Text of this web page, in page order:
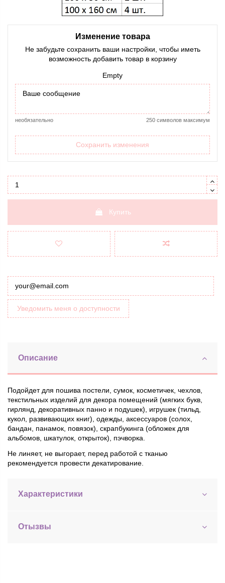
Изменение товара
Не забудьте сохранить ваши настройки, чтобы иметь
возможность добавить товар в корзину
Empty
необязательно 250 символов максимум
Сохранить изменения
Купить
Уведомить меня о доступности
Описание
Подойдет для пошива постели, сумок, косметичек, чехлов,
текстильных изделий для декора помещений (мягких букв,
гирлянд, декоративных панно и подушек), игрушек (тильд,
кукол, развивающих книг), одежды, аксессуаров (солох,
бандан, панамок, повязок), скрапбукинга (обложек для
альбомов, шкатулок, открыток), пэчворка.
Не линяет, не выгорает, перед работой с тканью
рекомендуется провести декатирование.
Характеристики
Отызвы